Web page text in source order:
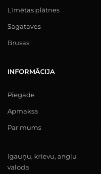
Līmētas plātnes
Sagataves
Brusas
INFORMĀCIJA
Piegāde
Apmaksa
Par mums
Igauņu, krievu, angļu
valoda